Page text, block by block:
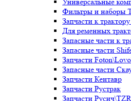
Фильтры и наборы
Запчасти к
Для ременных
Запасные части к
Запасные части
Запчасти
Запасные части
Запчасти Кентавр
Запчасти Рустрак
Запчасти Русич\TZR